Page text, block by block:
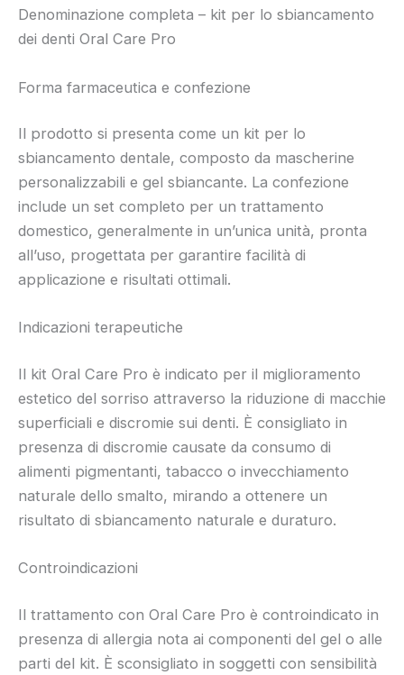
Denominazione completa – kit per lo sbiancamento
dei denti Oral Care Pro
Forma farmaceutica e confezione
Il prodotto si presenta come un kit per lo
sbiancamento dentale, composto da mascherine
personalizzabili e gel sbiancante. La confezione
include un set completo per un trattamento
domestico, generalmente in un’unica unità, pronta
all’uso, progettata per garantire facilità di
applicazione e risultati ottimali.
Indicazioni terapeutiche
Il kit Oral Care Pro è indicato per il miglioramento
estetico del sorriso attraverso la riduzione di macchie
superficiali e discromie sui denti. È consigliato in
presenza di discromie causate da consumo di
alimenti pigmentanti, tabacco o invecchiamento
naturale dello smalto, mirando a ottenere un
risultato di sbiancamento naturale e duraturo.
Controindicazioni
Il trattamento con Oral Care Pro è controindicato in
presenza di allergia nota ai componenti del gel o alle
parti del kit. È sconsigliato in soggetti con sensibilità